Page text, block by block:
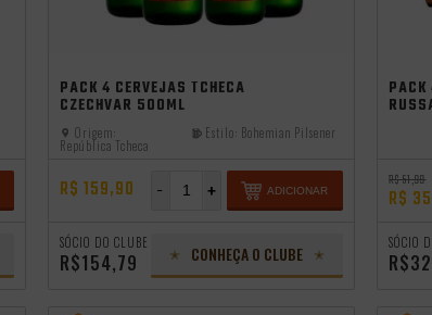
PACK 4 CERVEJAS TCHECA
CZECHVAR 500ML
Origem:
República Tcheca
Estilo: Bohemian Pilsener
R$ 159,90 +
- ADICIONAR
SÓCIO DO CLUBE
R$154,79 CONHEÇA O CLUBE
PACK
R$ 51,99
R$
SÓCIO